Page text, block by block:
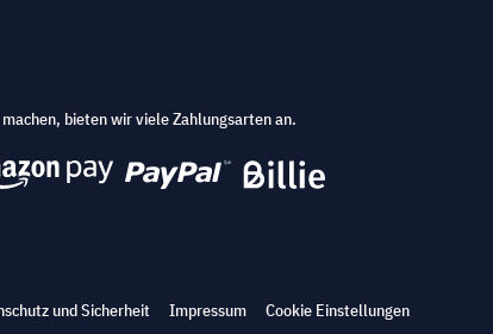
bieten wir viele Zahlungsarten an.
und Sicherheit Impressum
Cookie Einstellungen